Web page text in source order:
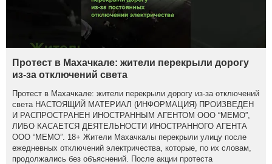
Протест в Махачкале: жители перекрыли дорогу
из-за отключений света
Протест в Махачкале: жители перекрыли дорогу из-за отключений
света НАСТОЯЩИЙ МАТЕРИАЛ (ИНФОРМАЦИЯ) ПРОИЗВЕДЕН
И РАСПРОСТРАНЕН ИНОСТРАННЫМ АГЕНТОМ ООО “МЕМО”,
ЛИБО КАСАЕТСЯ ДЕЯТЕЛЬНОСТИ ИНОСТРАННОГО АГЕНТА
ООО “МЕМО”. 18+ Жители Махачкалы перекрыли улицу после
ежедневных отключений электричества, которые, по их словам,
продолжались без объяснений. После акции протеста